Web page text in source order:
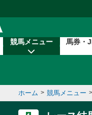
競馬メニュー 馬券・
ホーム > 競馬メニュー >